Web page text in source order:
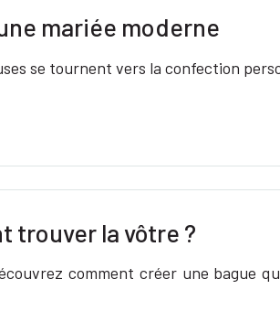
mariée moderne
se tournent vers la confection
trouver la vôtre ?
comment créer une bague